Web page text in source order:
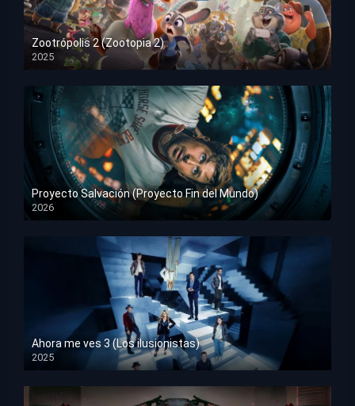
Zootrópolis 2 (Zootopia 2)
2025
HD 1080p
Proyecto Salvación (Proyecto Fin del Mundo)
2026
HD 1080p
Ahora me ves 3 (Los ilusionistas)
2025
HD 1080p